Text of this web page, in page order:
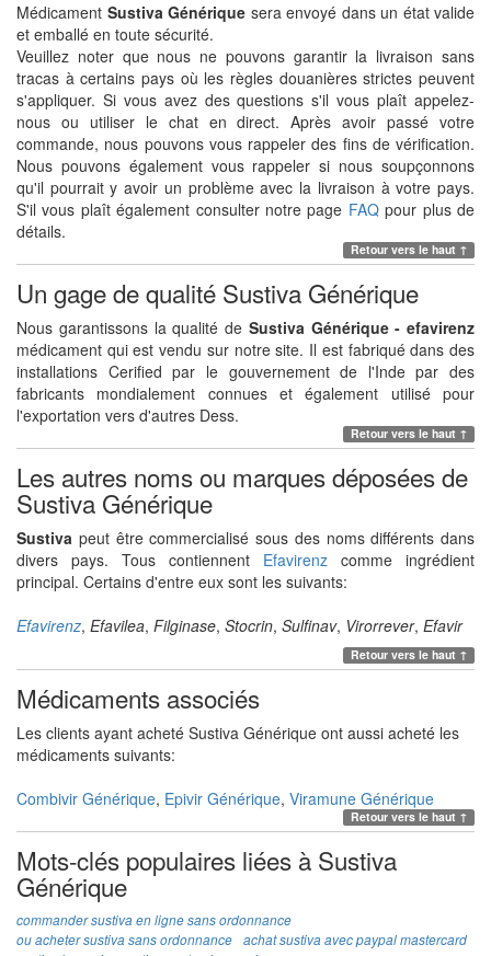
Médicament Sustiva Générique sera envoyé dans un état valide
et emballé en toute sécurité.
Veuillez noter que nous ne pouvons garantir la livraison sans
tracas à certains pays où les règles douanières strictes peuvent
s'appliquer. Si vous avez des questions s'il vous plaît appelez-
nous ou utiliser le chat en direct. Après avoir passé votre
commande, nous pouvons vous rappeler des fins de vérification.
Nous pouvons également vous rappeler si nous soupçonnons
qu'il pourrait y avoir un problème avec la livraison à votre pays.
S'il vous plaît également consulter notre page FAQpour plus de
détails.
Retour vers le haut ↑
Un gage de qualité Sustiva Générique
Nous garantissons la qualité de Sustiva Générique - efavirenz
médicament qui est vendu sur notre site. Il est fabriqué dans des
installations Cerified par le gouvernement de l'Inde par des
fabricants mondialement connues et également utilisé pour
l'exportation vers d'autres Dess.
Retour vers le haut ↑
Les autres noms ou marques déposées de
Sustiva Générique
Sustiva peut être commercialisé sous des noms différents dans
divers pays. Tous contiennent Efavirenz comme ingrédient
principal. Certains d'entre eux sont les suivants:
Efavirenz, Efavilea, Filginase, Stocrin, Sulfinav, Virorrever, Efavir
Retour vers le haut ↑
Médicaments associés
Les clients ayant acheté Sustiva Générique ont aussi acheté les
médicaments suivants:
Combivir Générique, Epivir Générique, Viramune Générique
Retour vers le haut ↑
Mots-clés populaires liées à Sustiva
Générique
commander sustiva en ligne sans ordonnance
ou acheter sustiva sans ordonnance
achat sustiva avec paypal mastercard